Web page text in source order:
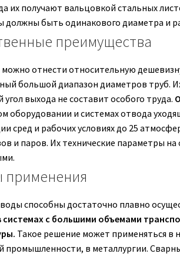
их получают вальцовкой стальных
должны быть одинакового диаметра и
преимущества
отнести относительную
большой диапазон диаметров труб.
угол выхода не составит особого труда.
оборудовании и системах отвода
сред и рабочих условиях до 25
и паров. Их технические параметры
способны достаточно плавно
системах с большими объемами
Такое решение может применяться в
промышленности, в металлургии.